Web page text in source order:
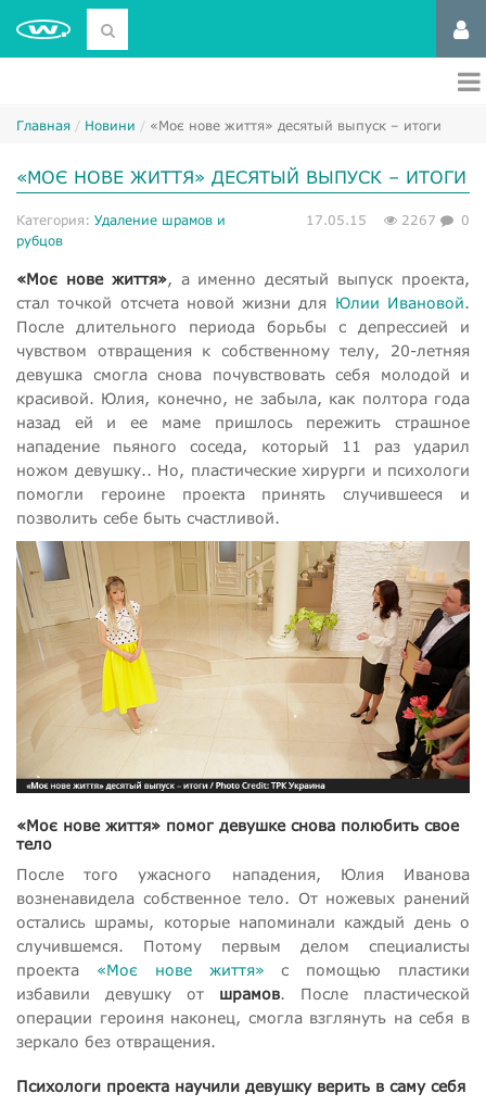
Главная Новини «Моє нове життя» десятый выпуск – итоги
«МОЄ НОВЕ ЖИТТЯ» ДЕСЯТЫЙ ВЫПУСК – ИТОГИ
Категория: Удаление шрамов и
рубцов
17.05.15 2267 0
«Моє нове життя», а именно десятый выпуск проекта,
стал точкой отсчета новой жизни для Юлии Ивановой.
После длительного периода борьбы с депрессией и
чувством отвращения к собственному телу, 20-летняя
девушка смогла снова почувствовать себя молодой и
красивой. Юлия, конечно, не забыла, как полтора года
назад ей и ее маме пришлось пережить страшное
нападение пьяного соседа, который 11 раз ударил
ножом девушку.. Но, пластические хирурги и психологи
помогли героине проекта принять случившееся и
позволить себе быть счастливой.
«Моє нове життя» помог девушке снова полюбить свое
тело
После того ужасного нападения, Юлия Иванова
возненавидела собственное тело. От ножевых ранений
остались шрамы, которые напоминали каждый день о
случившемся. Потому первым делом специалисты
проекта «Моє нове життя» с помощью пластики
избавили девушку от шрамов. После пластической
операции героиня наконец, смогла взглянуть на себя в
зеркало без отвращения.
Психологи проекта научили девушку верить в саму себя